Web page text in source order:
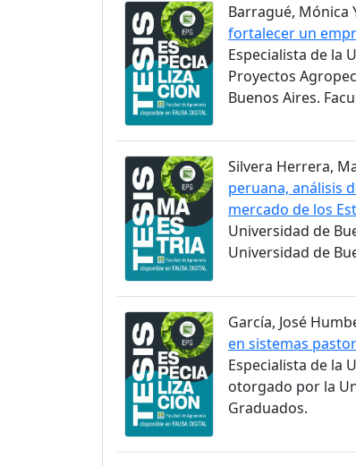
Barragué, Mónica
fortalecer un
Especialista de la
Proyectos
Buenos Aires.
Silvera Herrera,
peruana, análisis
mercado de los
Universidad de
Universidad de
García, José
en sistemas
Especialista de la
otorgado por la
Graduados.